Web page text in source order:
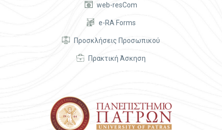

 web-resCom

 e-RA Forms

 Προσκλήσεις Προσωπικού

 Πρακτική Άσκηση